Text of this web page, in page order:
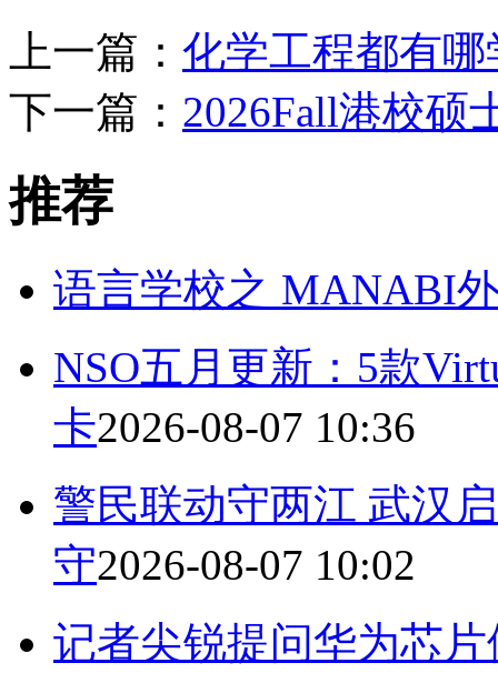
上一篇： 化学工程都有
下一篇： 2026Fall港校硕
推荐
语言学校之 MANABI
NSO五月更新：5款
卡2026-08-07 10:36
警民联动守两江 武汉
守2026-08-07 10:02
记者尖锐提问华为芯